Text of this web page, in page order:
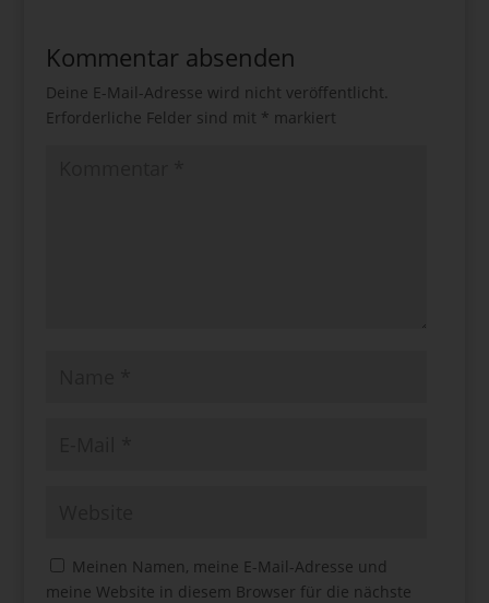
Kommentar absenden
Deine E-Mail-Adresse wird nicht veröffentlicht.
Erforderliche Felder sind mit * markiert
Meinen Namen, meine E-Mail-Adresse und
meine Website in diesem Browser für die nächste